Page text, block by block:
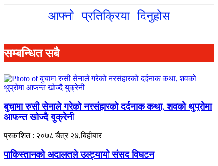
आफ्नो प्रतिक्रिया दिनुहोस
सम्बन्धित सबै
बुचामा रुसी सेनाले गरेको नरसंहारको दर्दनाक कथा, शवको थुप्रोमा
आफन्त खोज्दै युक्रेनी
प्रकाशित : २०७८ चैत्र २४,बिहीबार
पाकिस्तानको अदालतले उल्ट्यायो संसद विघटन